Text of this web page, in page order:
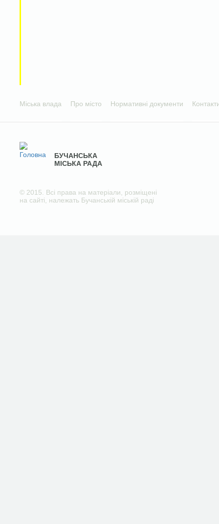
Міська влада Про місто Нормативні документи
БУЧАНСЬКА
МІСЬКА РАДА
© 2015. Всі права на матеріали, розміщені
на сайті, належать Бучанській міській раді